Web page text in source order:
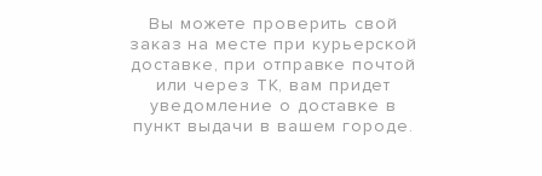
Вы можете проверить свой
заказ на месте при курьерской
доставке, при отправке почтой
или через ТК, вам придет
уведомление о доставке в
пункт выдачи в вашем городе.